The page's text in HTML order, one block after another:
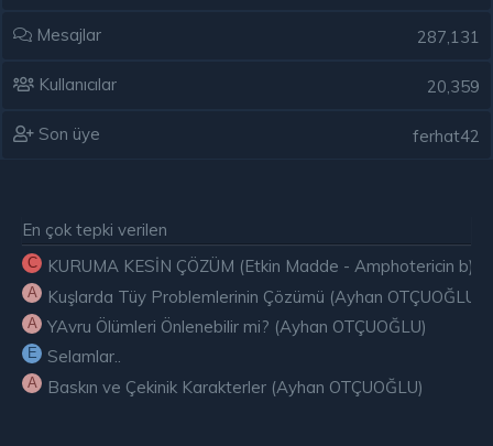
Mesajlar 287,131
Kullanıcılar 20,359
Son üye ferhat42
En çok tepki verilen
C KURUMA KESİN ÇÖZÜM (Etkin Madde - Amphotericin b)
A Kuşlarda Tüy Problemlerinin Çözümü (Ayhan OTÇUOĞLU)
A YAvru Ölümleri Önlenebilir mi? (Ayhan OTÇUOĞLU)
E Selamlar..
A Baskın ve Çekinik Karakterler (Ayhan OTÇUOĞLU)